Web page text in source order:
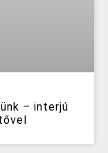
– interjú